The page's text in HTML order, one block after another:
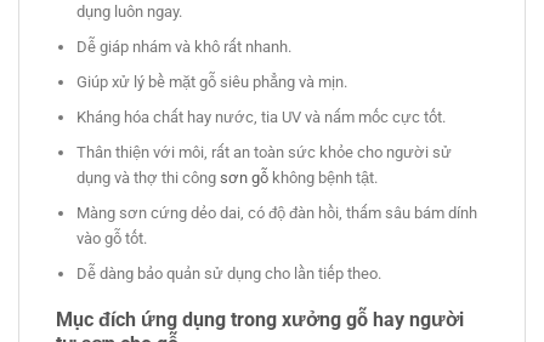
dụng luôn ngay.
Dễ giáp nhám và khô rất nhanh.
Giúp xử lý bề mặt gỗ siêu phẳng và mịn.
Kháng hóa chất hay nước, tia UV và nấm mốc cực tốt.
Thân thiện với môi, rất an toàn sức khỏe cho người sử
dụng và thợ thi côngsơn gỗ không bệnh tật.
Màng sơn cứng dẻo dai, có độ đàn hồi, thấm sâu bám dính
vào gỗ tốt.
Dễ dàng bảo quản sử dụng cho lần tiếp theo.
Mục đích ứng dụng trong xưởng gỗ hay người